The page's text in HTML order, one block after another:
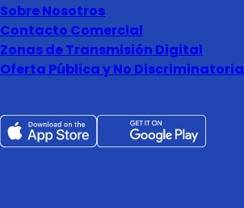
Sobre Nosotros
Contacto Comercial
Zonas de Transmisión Digital
Oferta Pública y No Discriminatoria